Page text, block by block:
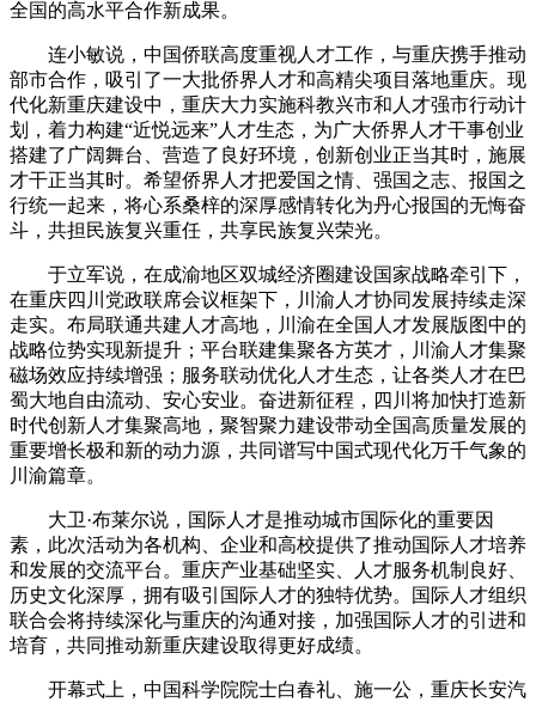
全国的高水平合作新成果。
连小敏说，中国侨联高度重视人才工作，与重庆携手推动
部市合作，吸引了一大批侨界人才和高精尖项目落地重庆。现
代化新重庆建设中，重庆大力实施科教兴市和人才强市行动计
划，着力构建“近悦远来”人才生态，为广大侨界人才干事创业
搭建了广阔舞台、营造了良好环境，创新创业正当其时，施展
才干正当其时。希望侨界人才把爱国之情、强国之志、报国之
行统一起来，将心系桑梓的深厚感情转化为丹心报国的无悔奋
斗，共担民族复兴重任，共享民族复兴荣光。
于立军说，在成渝地区双城经济圈建设国家战略牵引下，
在重庆四川党政联席会议框架下，川渝人才协同发展持续走深
走实。布局联通共建人才高地，川渝在全国人才发展版图中的
战略位势实现新提升；平台联建集聚各方英才，川渝人才集聚
磁场效应持续增强；服务联动优化人才生态，让各类人才在巴
蜀大地自由流动、安心安业。奋进新征程，四川将加快打造新
时代创新人才集聚高地，聚智聚力建设带动全国高质量发展的
重要增长极和新的动力源，共同谱写中国式现代化万千气象的
川渝篇章。
大卫·布莱尔说，国际人才是推动城市国际化的重要因
素，此次活动为各机构、企业和高校提供了推动国际人才培养
和发展的交流平台。重庆产业基础坚实、人才服务机制良好、
历史文化深厚，拥有吸引国际人才的独特优势。国际人才组织
联合会将持续深化与重庆的沟通对接，加强国际人才的引进和
培育，共同推动新重庆建设取得更好成绩。
开幕式上，中国科学院院士白春礼、施一公，重庆长安汽